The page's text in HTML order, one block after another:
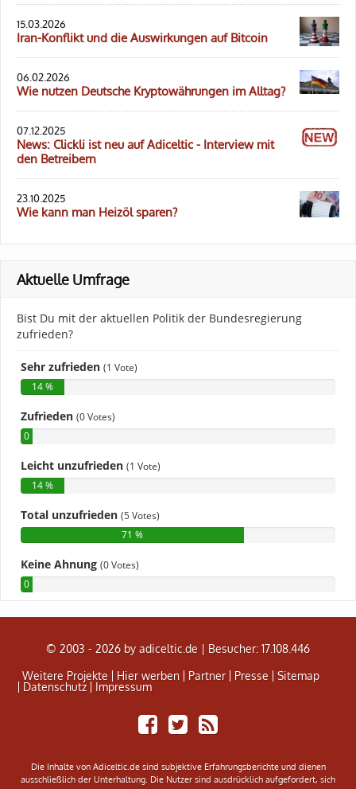
15.03.2026
Iran-Konflikt und die Auswirkungen auf Bitcoin
06.02.2026
Wie nutzen Deutsche Kryptowährungen im Alltag?
07.12.2025
News: Clickli ist neu auf Adiceltic - Interview mit
den Betreibern
23.10.2025
Wie kann man Heizöl sparen?
Aktuelle Umfrage
© 2003 - 2026 by adiceltic.de | Besucher: 17.108.446
Weitere Projekte
Hier werben Partner Presse
Sitemap
Datenschutz
Impressum
Share
on
TweetAdiceltic
RSS
Die Inhalte von Adiceltic.de sind subjektive Erfahrungsberichte und dienen
ausschließlich der Unterhaltung. Die Nutzer sind ausdrücklich aufgefordert, sich